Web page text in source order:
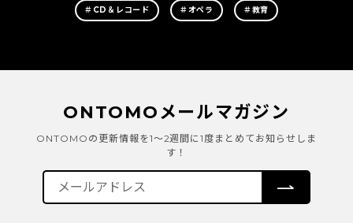
＃CD＆レコード ＃オペラ ＃教育
ONTOMOメールマガジン
ONTOMOの更新情報を1～2週間に1度まとめてお知らせしま
す！